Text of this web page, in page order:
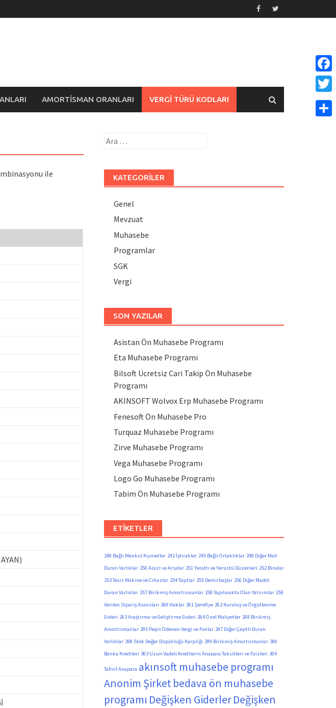
AMORTISMAN ORANLARI VERGI TÜRÜ KODLARI
ile
Arama:
KATEGORILER
Genel
Mevzuat
Muhasebe
Programlar
SGK
Vergi
SON YAZILAR
Asistan Ön Muhasebe Programı
Eta Muhasebe Programı
Bilsoft Ücretsiz Cari Takip Ön Muhasebe
Programı
AKINSOFT Wolvox Erp Muhasebe Programı
Fenesoft Ön Muhasebe Pro
Turquaz Muhasebe Programı
Zirve Muhasebe Programı
Vega Muhasebe Programı
Logo Go Muhasebe Programı
Tabim Ön Muhasebe Programı
ETIKETLER
240 Bağlı Menkul Kıymetler 242 İştirakler 245 Bağlı Ortaklıklar 248 Diğer Mali
Duran Varlıklar 250 Arazi ve Arsalar 251 Yeraltı ve Yerüstü Düzenleri 252 Binalar
253 Tesis Makine ve Cihazlar 254 Taşıtlar 255 Demirbaşlar 256 Diğer Maddi
Duran Varlıklar 257 Birikmiş Amortismanlar 258 Yapılmakta Olan Yatırımlar 259
Verilen Sipariş Avansları 260 Haklar 261 Şerefiye 262 Kuruluş ve Örgütlenme
Gideri 263 Araştırma ve Geliştirme Gideri 264 Özel Maliyetler 268 Birikmiş
Amortismanlar 295 Peşin Ödenen Vergi ve Fonlar 297 Diğer Çeşitli Duran
Varlıklar 298 Stok Değer Düşüklüğü Karşılığı 299 Birikmiş Amortismanlar 300
Banka Kredileri 303 Uzun Vadeli Kredilerin Anapara Taksitleri ve Faizleri 304
Tahvil Anapara akınsoft muhasebe programı
Anonim Şirketbedava ön muhasebe
programı Değişken GiderlerDeğişken